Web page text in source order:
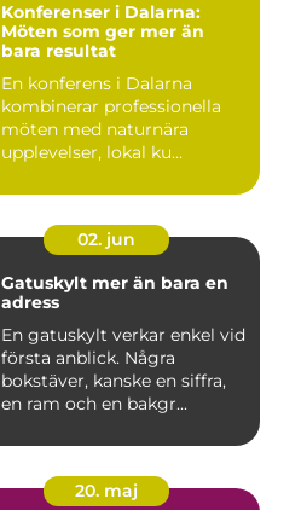
Konferenser i Dalarna:
Möten som ger mer än
bara resultat
En konferens i Dalarna
kombinerar professionella
möten med naturnära
upplevelser, lokal ku...
02. jun
Gatuskylt mer än bara en
adress
En gatuskylt verkar enkel vid
första anblick. Några
bokstäver, kanske en siffra,
en ram och en bakgr...
20. maj